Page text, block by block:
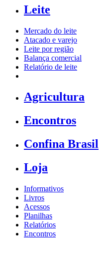
Leite
Mercado do leite
Atacado e varejo
Leite por região
Balança comercial
Relatório de leite
Agricultura
Encontros
Confina Brasil
Loja
Informativos
Livros
Acessos
Planilhas
Relatórios
Encontros